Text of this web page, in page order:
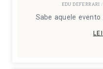
EDU DEFERRARI
Sabe aquele